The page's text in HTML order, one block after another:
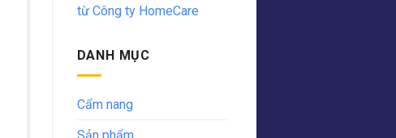
từ Công ty HomeCare
DANH MỤC
Cẩm nang
Sản phẩm